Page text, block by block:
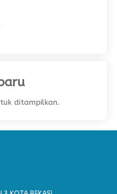
ditampilkan.